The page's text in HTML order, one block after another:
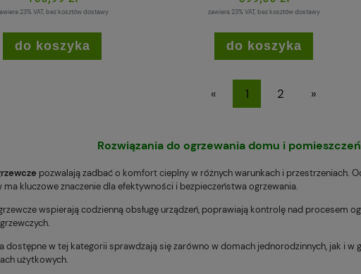
23% VAT, bez kosztów dostawy
do koszyka
zawiera 23% VAT, bez kosztów dostawy
do koszyka
« 1 2 »
Rozwiązania do ogrzewania domu i
pozwalają zadbać o komfort cieplny w różnych warunkach i przestrzeniach.
kluczowe znaczenie dla efektywności i bezpieczeństwa ogrzewania.
wspierają codzienną obsługę urządzeń, poprawiają kontrolę nad procesem
dostępne w tej kategorii sprawdzają się zarówno w domach jednorodzinnych, jak i w
użytkowych.